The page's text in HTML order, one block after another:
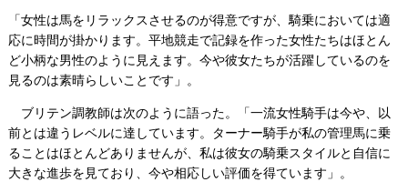
「女性は馬をリラックスさせるのが得意ですが、騎乗においては適
応に時間が掛かります。平地競走で記録を作った女性たちはほとん
ど小柄な男性のように見えます。今や彼女たちが活躍しているのを
見るのは素晴らしいことです」。
ブリテン調教師は次のように語った。「一流女性騎手は今や、以
前とは違うレベルに達しています。ターナー騎手が私の管理馬に乗
ることはほとんどありませんが、私は彼女の騎乗スタイルと自信に
大きな進歩を見ており、今や相応しい評価を得ています」。